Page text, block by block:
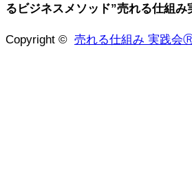
るビジネスメソッド”売れる仕組み
Copyright © 売れる仕組み 実践会